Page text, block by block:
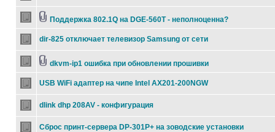
Поддержка 802.1Q на DGE-560T - неполноценна?
dir-825 отключает телевизор Samsung от сети
dkvm-ip1 ошибка при обновлении прошивки
USB WiFi адаптер на чипе Intel AX201-200NGW
dlink dhp 208AV - конфигурация
Сброс принт-сервера DP-301P+ на зоводские установки